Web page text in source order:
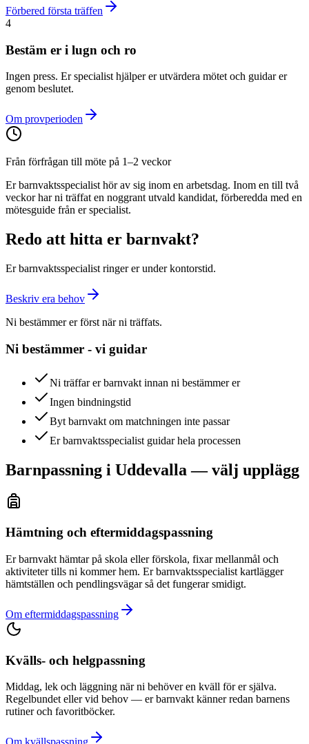
Förbered första träffen
4
Bestäm er i lugn och ro
Ingen press. Er specialist hjälper er utvärdera mötet och guidar er
genom beslutet.
Om provperioden
Från förfrågan till möte på 1–2 veckor
Er barnvaktsspecialist hör av sig inom en arbetsdag. Inom en till två
veckor har ni träffat en noggrant utvald kandidat, förberedda med en
mötesguide från er specialist.
Redo att hitta er barnvakt?
Er barnvaktsspecialist ringer er under kontorstid.
Beskriv era behov
Ni bestämmer er först när ni träffats.
Ni bestämmer - vi guidar
Ni träffar er barnvakt innan ni bestämmer er
Ingen bindningstid
Byt barnvakt om matchningen inte passar
Er barnvaktsspecialist guidar hela processen
Barnpassning i Uddevalla — välj upplägg
Hämtning och eftermiddagspassning
Er barnvakt hämtar på skola eller förskola, fixar mellanmål och
aktiviteter tills ni kommer hem. Er barnvaktsspecialist kartlägger
hämtställen och pendlingsvägar så det fungerar smidigt.
Om eftermiddagspassning
Kvälls- och helgpassning
Middag, lek och läggning när ni behöver en kväll för er själva.
Regelbundet eller vid behov — er barnvakt känner redan barnens
rutiner och favoritböcker.